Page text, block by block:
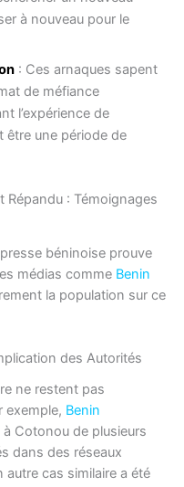
à nouveau pour le
: Ces arnaques sapent
de méfiance
l’expérience de
une période de
Répandu : Témoignages
béninoise prouve
médias comme Benin
la population sur ce
des Autorités
ne restent pas
exemple, Benin
à Cotonou de plusieurs
dans des réseaux
autre cas similaire a été